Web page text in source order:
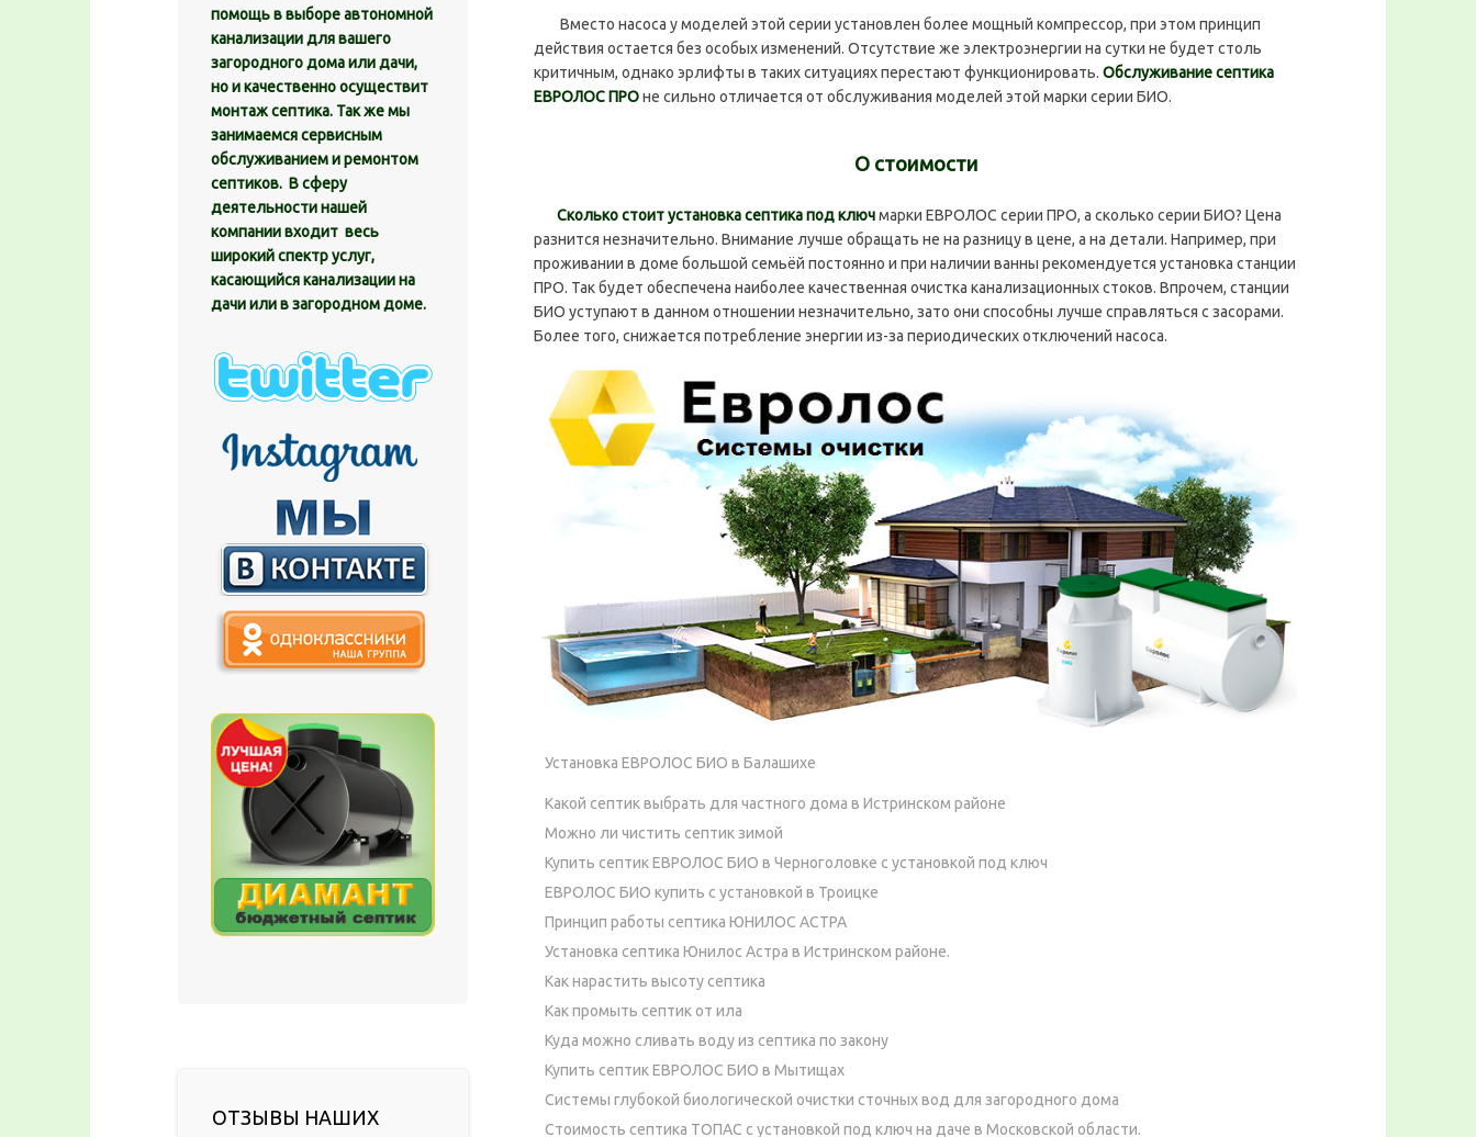
Вместо насоса у моделей этой серии установлен более мощный компрессор, при этом принцип
действия остается без особых изменений. Отсутствие же электроэнергии на сутки не будет столь
критичным, однако эрлифты в таких ситуациях перестают функционировать. Обслуживание септика
ЕВРОЛОС ПРОне сильно отличается от обслуживания моделей этой марки серии БИО.
О стоимости
Сколько стоит установка септика под ключмарки ЕВРОЛОС серии ПРО, а сколько серии БИО? Цена
разнится незначительно. Внимание лучше обращать не на разницу в цене, а на детали. Например, при
проживании в доме большой семьёй постоянно и при наличии ванны рекомендуется установка станции
ПРО. Так будет обеспечена наиболее качественная очистка канализационных стоков. Впрочем, станции
БИО уступают в данном отношении незначительно, зато они способны лучше справляться с засорами.
Более того, снижается потребление энергии из-за периодических отключений насоса.
Установка ЕВРОЛОС БИО в Балашихе
Какой септик выбрать для частного дома в Истринском районе
Можно ли чистить септик зимой
Купить септик ЕВРОЛОС БИО в Черноголовке с установкой под ключ
ЕВРОЛОС БИО купить с установкой в Троицке
Принцип работы септика ЮНИЛОС АСТРА
Установка септика Юнилос Астра в Истринском районе.
Как нарастить высоту септика
Как промыть септик от ила
Куда можно сливать воду из септика по закону
Купить септик ЕВРОЛОС БИО в Мытищах
Системы глубокой биологической очистки сточных вод для загородного дома
Стоимость септика ТОПАС с установкой под ключ на даче в Московской области.
помощь в выборе автономной
канализации для вашего
загородного дома или дачи,
но и качественно осуществит
монтаж септика. Так же мы
занимаемся сервисным
обслуживанием и ремонтом
септиков. В сферу
деятельности нашей
компании входит весь
широкий спектр услуг,
касающийся канализации на
дачи или в загородном доме.
ОТЗЫВЫ НАШИХ